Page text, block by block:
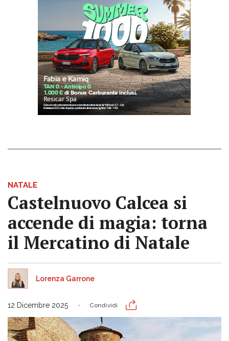
NATALE
Castelnuovo Calcea si
accende di magia: torna
il Mercatino di Natale
Lorenza Garrone
12 Dicembre 2025 Condividi